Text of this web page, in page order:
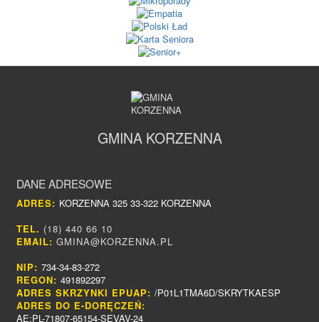
GMINA KORZENNA
DANE ADRESOWE
ADRES: KORZENNA 325 33-322 KORZENNA
TEL. (18) 440 66 10
EMAIL: GMINA@KORZENNA.PL
NIP: 734-34-83-272
REGON: 491892297
ADRES SKRZYNKI EPUAP: /P01L1TMA6D/SKRYTKAESP
ADRES DO E-DORĘCZEŃ:
AE:PL-71807-65154-SEVAV-24